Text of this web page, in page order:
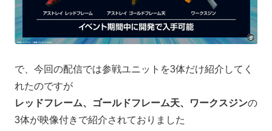
で、今回の配信では参戦ユニットを3体だけ紹介してく
れたのですが
レッドフレーム、ゴールドフレーム天、ワークスジンの
3体が映像付きで紹介されておりました